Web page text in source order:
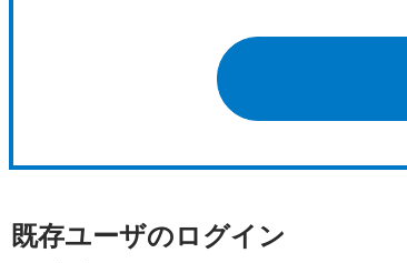
既存ユーザのログイン